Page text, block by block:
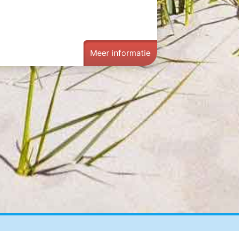
Meer informatie